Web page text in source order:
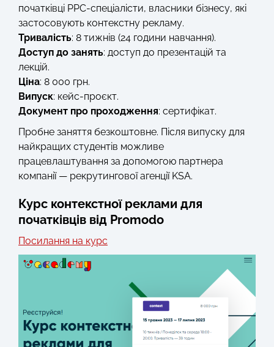
початківці PPC-спеціалісти, власники бізнесу, які
застосовують контекстну рекламу.
Тривалість: 8 тижнів (24 години навчання).
Доступ до занять: доступ до презентацій та
лекцій.
Ціна: 8 000 грн.
Випуск: кейс-проєкт.
Документ про проходження: сертифікат.
Пробне заняття безкоштовне. Після випуску для
найкращих студентів можливе
працевлаштування за допомогою партнера
компанії — рекрутингової агенції KSA.
Курс контекстної реклами для
початківців від Promodo
Посилання на курс